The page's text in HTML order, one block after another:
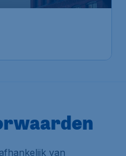
12 aug.
van